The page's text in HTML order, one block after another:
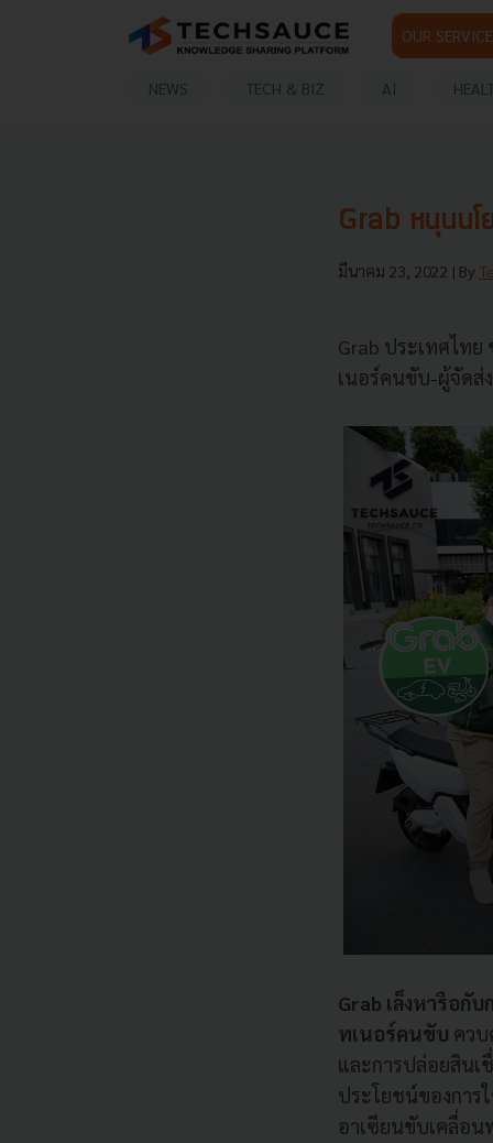
OUR SERVICE
NEWS TECH & BIZ AI
Grab หนุนนโ
มีนาคม 23, 2022 | By
Grab ประเทศไท
เนอร์คนขับ-ผู้จัดส่
Grab เล็งหารือกั
ทเนอร์คนขับ คว
และการปล่อยสินเ
ประโยชน์ของกา
อาเซียนขับเคลื่อน